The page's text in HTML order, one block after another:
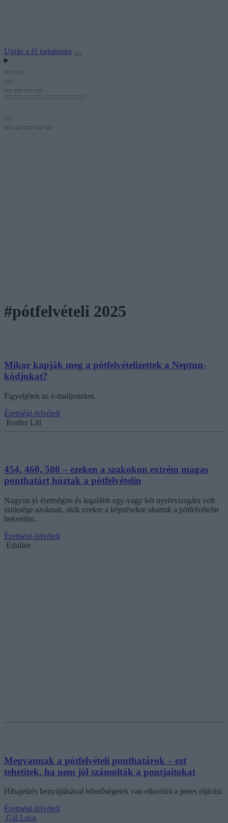
Ugrás a fő tartalomra
#pótfelvételi 2025
Mikor kapják meg a pótfelvételizettek a Neptun-
kódjukat?
Figyeljétek az e-mailjeiteket.
Érettségi-felvételi
Rodler Lili
454, 460, 500 – ezeken a szakokon extrém magas
ponthatárt húztak a pótfelvételin
Nagyon jó érettségire és legalább egy-vagy két nyelvvizsgára volt
szüksége azoknak, akik ezekre a képzésekre akartak a pótfelvételin
bekerülni.
Érettségi-felvételi
Eduline
Megvannak a pótfelvételi ponthatárok – ezt
tehetitek, ha nem jól számolták a pontjaitokat
Hibajelzés benyújtásával lehetőségetek van elkerülni a peres eljárást.
Érettségi-felvételi
Gál Luca